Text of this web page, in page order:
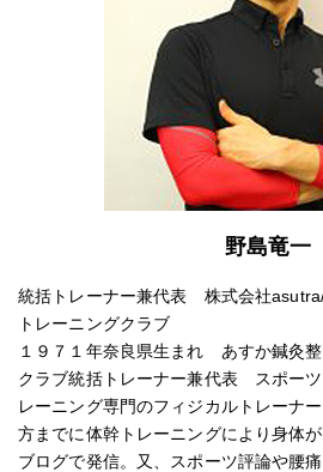
野島竜一
統括トレーナー兼代表 株式会社
トレーニングクラブ
１９７１年奈良県生まれ あすか鍼灸
クラブ統括トレーナー兼代表 スポー
レーニング専門のフィジカルトレーナ
方までに体幹トレーニングにより身体
ブログで発信。又、スポーツ評論や腰